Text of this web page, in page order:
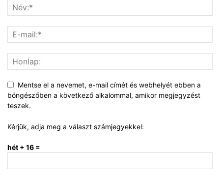
Mentse el a nevemet, e-mail címét és webhelyét ebben a
böngészőben a következő alkalommal, amikor megjegyzést
teszek.
Kérjük, adja meg a választ számjegyekkel:
hét + 16 =